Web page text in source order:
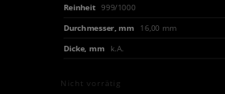
Reinheit 999/1000
Durchmesser, mm
16,00 mm
Dicke, mm
k.A.
Nicht vorrätig